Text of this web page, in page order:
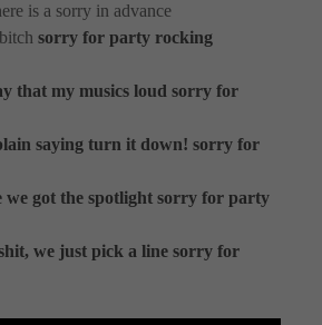
is a sorry in advance
sorry for party rocking
that my musics loud sorry for
saying turn it down! sorry for
we got the spotlight sorry for party
we just pick a line sorry for